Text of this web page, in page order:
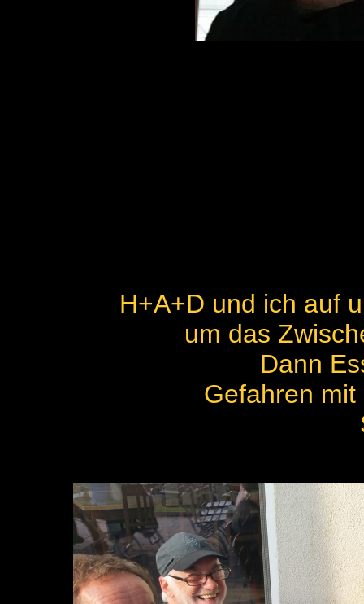
H+A+D und ich auf
um das
Dann
Gefahren